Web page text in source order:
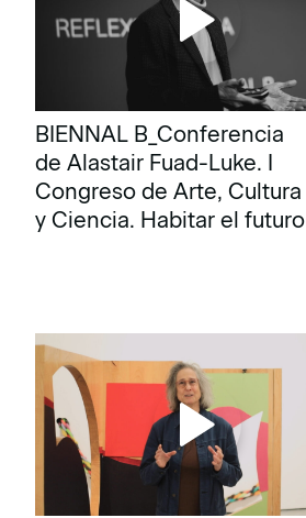
BIENNAL B_Conferencia
de Alastair Fuad-Luke. I
Congreso de Arte, Cultura
y Ciencia. Habitar el futuro